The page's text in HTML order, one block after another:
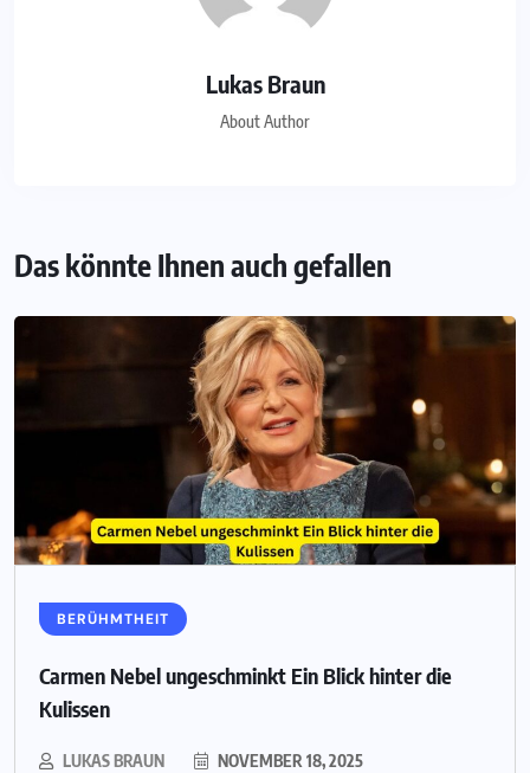
Lukas Braun
About Author
Das könnte Ihnen auch gefallen
BERÜHMTHEIT
Carmen Nebel ungeschminkt Ein Blick hinter die
Kulissen
LUKAS BRAUN NOVEMBER 18, 2025